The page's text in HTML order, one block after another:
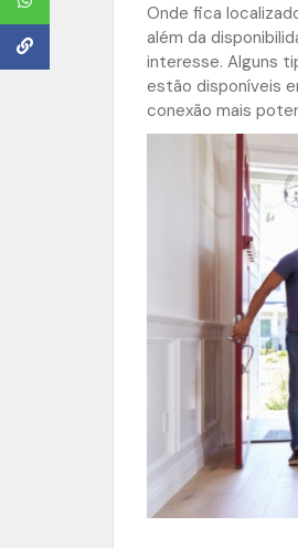
Onde fica
além da
interesse. Alguns
estão disponíveis
conexão mais